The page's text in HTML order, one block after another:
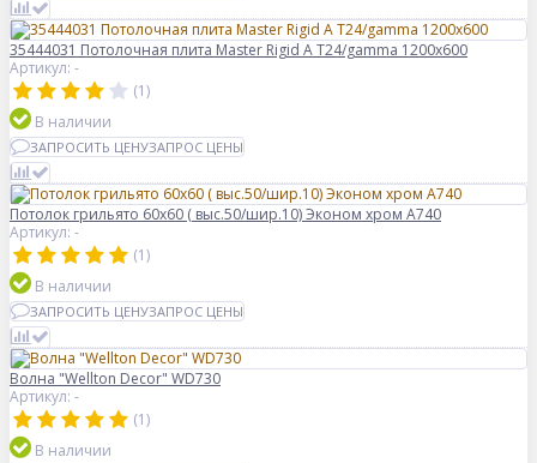
35444031 Потолочная плита Master Rigid A T24/gamma 1200x600
Артикул: -
(1)
В наличии
ЗАПРОСИТЬ ЦЕНУЗАПРОС ЦЕНЫ
Потолок грильято 60х60 ( выс.50/шир.10) Эконом хром А740
Артикул: -
(1)
В наличии
ЗАПРОСИТЬ ЦЕНУЗАПРОС ЦЕНЫ
Волна "Wellton Decor" WD730
Артикул: -
(1)
В наличии